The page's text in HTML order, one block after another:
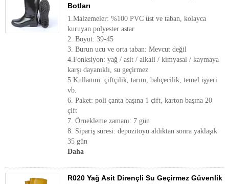
Botları
1.Malzemeler: %100 PVC üst ve taban, kolayca
kuruyan polyester astar
2. Boyut: 39-45
3. Burun ucu ve orta taban: Mevcut değil
4.Fonksiyon: yağ / asit / alkali / kimyasal / kaymaya
karşı dayanıklı, su geçirmez
5.Kullanım: çiftçilik, tarım, bahçecilik, temel işyeri
vb.
6. Paket: poli çanta başına 1 çift, karton başına 20
çift
7. Örnekleme zamanı: 7 gün
8. Sipariş süresi: depozitoyu aldıktan sonra yaklaşık
35 gün
Daha
R020 Yağ Asit Dirençli Su Geçirmez Güvenlik